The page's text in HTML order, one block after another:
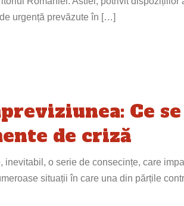
urgență prevăzute în […]
Ce
de criză
o serie de consecințe, care
situații în care una din părțile